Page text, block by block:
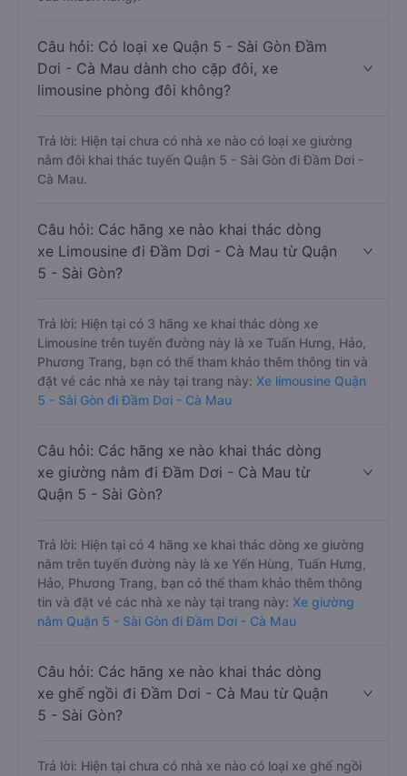
Câu hỏi: Có loại xe Quận 5 - Sài Gòn Đầm
Dơi - Cà Mau dành cho cặp đôi, xe
limousine phòng đôi không?
Trả lời: Hiện tại chưa có nhà xe nào có loại xe giường
nằm đôi khai thác tuyến Quận 5 - Sài Gòn đi Đầm Dơi -
Cà Mau.
Câu hỏi: Các hãng xe nào khai thác dòng
xe Limousine đi Đầm Dơi - Cà Mau từ Quận
5 - Sài Gòn?
Trả lời: Hiện tại có 3 hãng xe khai thác dòng xe
Limousine trên tuyến đường này là xe Tuấn Hưng, Hảo,
Phương Trang, bạn có thể tham khảo thêm thông tin và
đặt vé các nhà xe này tại trang này: Xe limousine Quận
5 - Sài Gòn đi Đầm Dơi - Cà Mau
Câu hỏi: Các hãng xe nào khai thác dòng
xe giường nằm đi Đầm Dơi - Cà Mau từ
Quận 5 - Sài Gòn?
Trả lời: Hiện tại có 4 hãng xe khai thác dòng xe giường
nằm trên tuyến đường này là xe Yến Hùng, Tuấn Hưng,
Hảo, Phương Trang, bạn có thể tham khảo thêm thông
tin và đặt vé các nhà xe này tại trang này: Xe giường
nằm Quận 5 - Sài Gòn đi Đầm Dơi - Cà Mau
Câu hỏi: Các hãng xe nào khai thác dòng
xe ghế ngồi đi Đầm Dơi - Cà Mau từ Quận
5 - Sài Gòn?
Trả lời: Hiện tại chưa có nhà xe nào có loại xe ghế ngồi